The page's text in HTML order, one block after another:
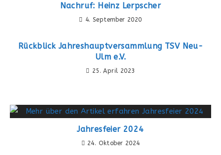
Nachruf: Heinz Lerpscher
4. September 2020
Rückblick Jahreshauptversammlung TSV Neu-
Ulm e.V.
25. April 2023
Jahresfeier 2024
24. Oktober 2024